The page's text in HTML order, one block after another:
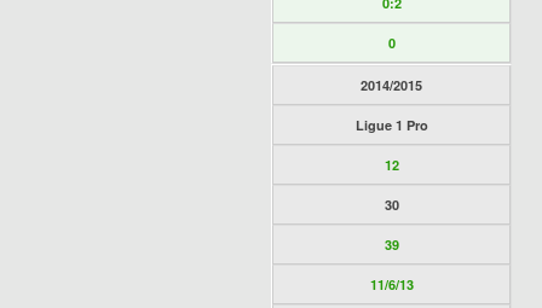
0
2014/2015
Ligue 1 Pro
12
30
39
11/6/13